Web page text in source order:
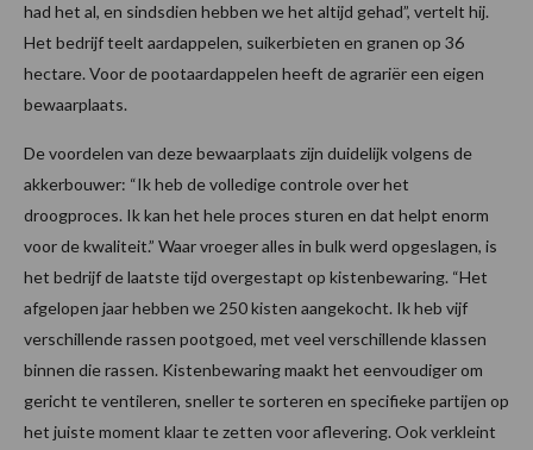
had het al, en sindsdien hebben we het altijd gehad”, vertelt hij.
Het bedrijf teelt aardappelen, suikerbieten en granen op 36
hectare. Voor de pootaardappelen heeft de agrariër een eigen
bewaarplaats.
De voordelen van deze bewaarplaats zijn duidelijk volgens de
akkerbouwer: “Ik heb de volledige controle over het
droogproces. Ik kan het hele proces sturen en dat helpt enorm
voor de kwaliteit.” Waar vroeger alles in bulk werd opgeslagen, is
het bedrijf de laatste tijd overgestapt op kistenbewaring. “Het
afgelopen jaar hebben we 250 kisten aangekocht. Ik heb vijf
verschillende rassen pootgoed, met veel verschillende klassen
binnen die rassen. Kistenbewaring maakt het eenvoudiger om
gericht te ventileren, sneller te sorteren en specifieke partijen op
het juiste moment klaar te zetten voor aflevering. Ook verkleint